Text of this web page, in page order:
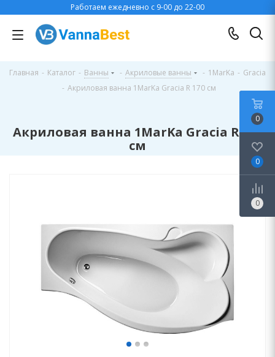
Работаем ежедневно с 9-00 до 22-00
Главная - Каталог - Ванны - Акриловые ванны - 1MarKa - Gracia
- Акриловая ванна 1MarKa Gracia R 170 см
Акриловая ванна 1MarKa Gracia R 170
см
0
0
0